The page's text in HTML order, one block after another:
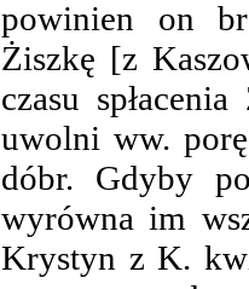
powinien on
Żiszkę [z
czasu
uwolni ww.
dóbr. Gdyby
wyrówna im
Krystyn z K.